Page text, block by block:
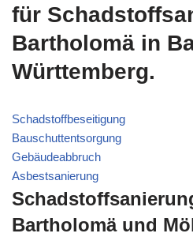
für
Bartholomä in
Württemberg.
Schadstoffbeseitigung
Bauschuttentsorgung
Gebäudeabbruch
Asbestsanierung
Bartholomä und